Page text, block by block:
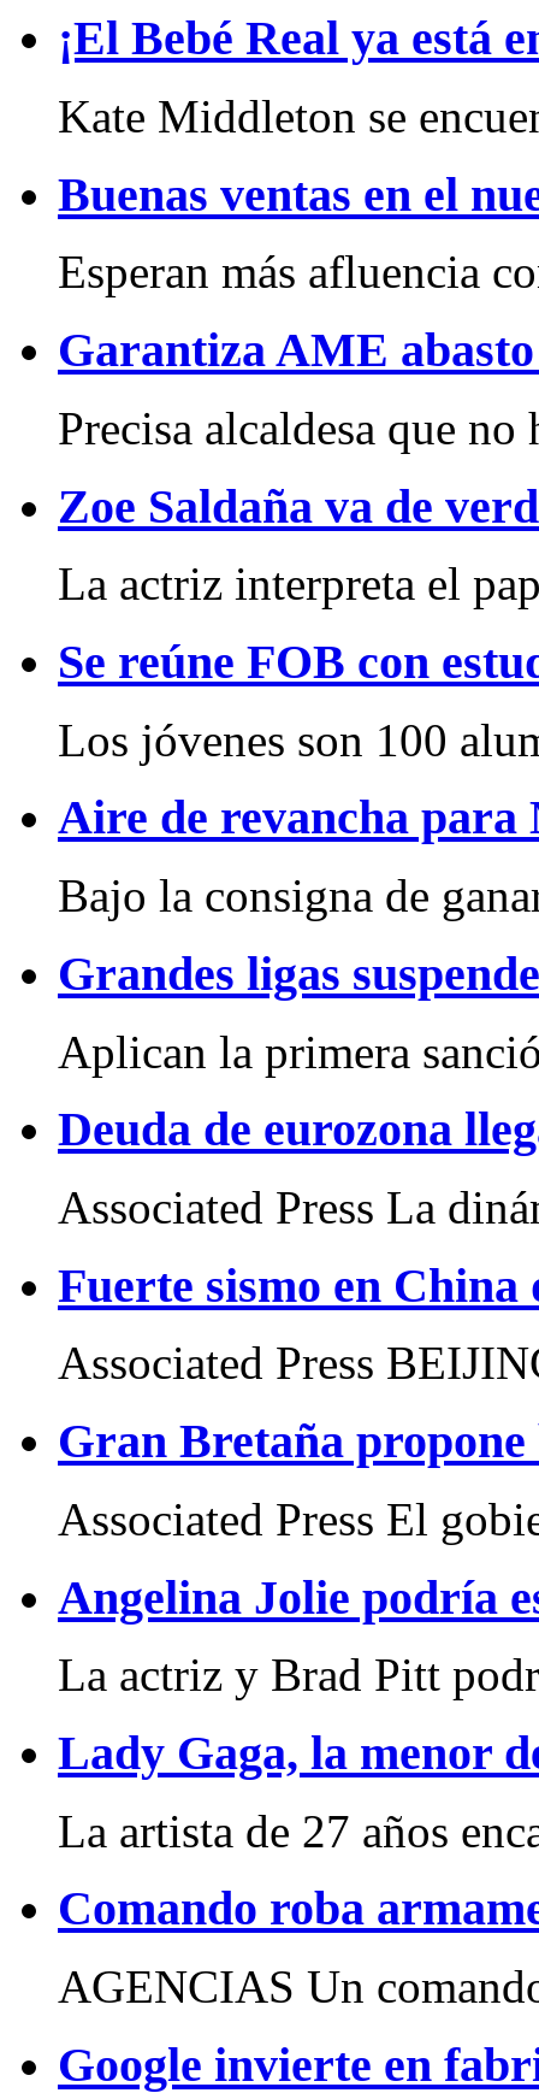
¡El Bebé Real ya está
Kate Middleton se
Buenas ventas en el
Esperan más afluencia
Garantiza AME
Precisa alcaldesa que no
Zoe Saldaña va de
La actriz interpreta el
Se reúne FOB con
Los jóvenes son 100
Aire de revancha para
Bajo la consigna de
Grandes ligas
Aplican la primera
Deuda de eurozona
Associated Press La
Fuerte sismo en China
Associated Press
Gran Bretaña
Associated Press El
Angelina Jolie podría
La actriz y Brad Pitt
Lady Gaga, la menor
La artista de 27 años
Comando roba
AGENCIAS Un
Google invierte en